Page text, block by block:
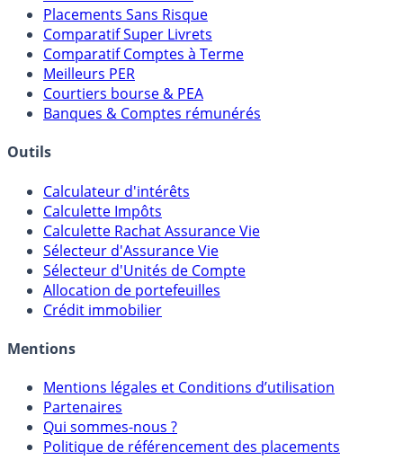
Meilleures Assurances-Vie
Meilleurs Fonds Euros
Placements Sans Risque
Comparatif Super Livrets
Comparatif Comptes à Terme
Meilleurs PER
Banques & Comptes rémunérés
Outils
Calculateur d'intérêts
Calculette Impôts
Calculette Rachat Assurance Vie
Sélecteur d'Assurance Vie
Sélecteur d'Unités de Compte
Crédit immobilier
Mentions
Mentions légales et Conditions d’utilisation
Partenaires